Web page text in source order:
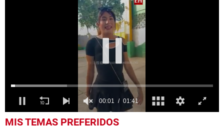
seconds
MIS TEMAS PREFERIDOS